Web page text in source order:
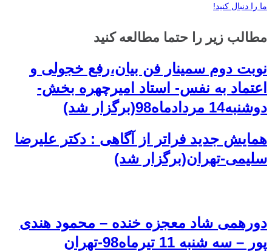
ما را دنبال کنید!
مطالب زیر را حتما مطالعه کنید
نوبت دوم سمینار فن بیان،رفع خجولی و
اعتماد به نفس- استاد امیرچهره بخش-
دوشنبه14 مردادماه98(برگزار شد)
همایش جدید فراتر از آگاهی : دکتر علیرضا
سلیمی-تهران(برگزار شد)
دورهمی شاد معجزه خنده – محمود هندی
پور – سه شنبه 11 تیرماه98-تهران